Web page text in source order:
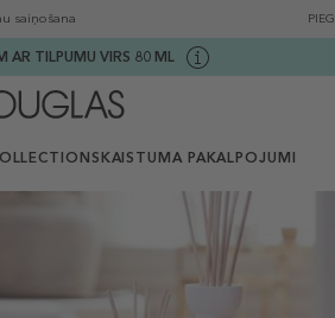
saiņošana
AR TILPUMU VIRS 80 ML
SKAISTUMA PAKALPOJUMI